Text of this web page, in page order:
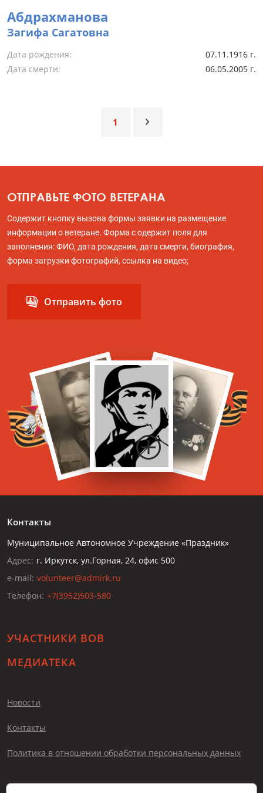
Абдрахманова
Загифа Сагатовна
Дата рождения:
07.11.1916 г.
Дата смерти:
06.05.2005 г.
1
ОТПРАВЬТЕ ФОТО ВЕТЕРАНА
Содержит кнопку вызова формы заявки на размещение
информации о ветеране. Форма с одержит поля для
заполнения: ФИО, дата рождения, дата смерти, биография,
форма загрузки фотографий, ссылка на видео;
Отправить фото
Контакты
Муниципальное Автономное Учреждение «Праздник»
Адрес: г. Иркутск, ул.Горная, 24, офис 500
e-mail: volunteer@admirk.ru
Телефон: +7(3952)503-580
УЧАСТНИКИ ВОВ
МЕДИАТЕКА
Новости
Контакты
Политика в отношении обработки персональных данных